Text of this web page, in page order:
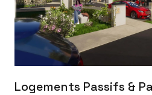
VOIR LE PROJET
Logements Passifs &